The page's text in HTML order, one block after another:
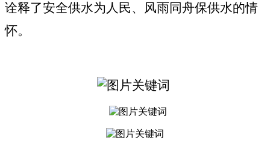
诠释了安全供水为人民、风雨同舟保供水的情
怀。